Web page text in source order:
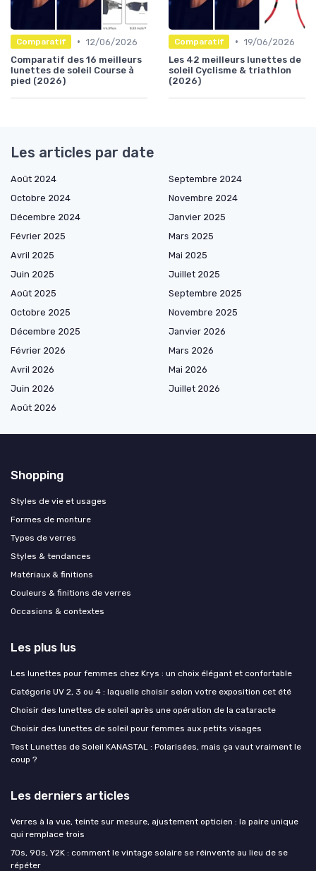
Comparatif • 12/06/2026
Comparatif des 16 meilleurs
lunettes de soleil Course à
pied (2026)
Comparatif • 19/06/2026
Les 42 meilleurs lunettes de
soleil Cyclisme & triathlon
(2026)
Les articles par date
Août 2024
Septembre 2024
Octobre 2024
Novembre 2024
Décembre 2024
Janvier 2025
Février 2025
Mars 2025
Avril 2025
Mai 2025
Juin 2025
Juillet 2025
Août 2025
Septembre 2025
Octobre 2025
Novembre 2025
Décembre 2025
Janvier 2026
Février 2026
Mars 2026
Avril 2026
Mai 2026
Juin 2026
Juillet 2026
Août 2026
Shopping
Styles de vie et usages
Formes de monture
Types de verres
Styles & tendances
Matériaux & finitions
Couleurs & finitions de verres
Occasions & contextes
Les plus lus
Les lunettes pour femmes chez Krys : un choix élégant et confortable
Catégorie UV 2, 3 ou 4 : laquelle choisir selon votre exposition cet été
Choisir des lunettes de soleil après une opération de la cataracte
Choisir des lunettes de soleil pour femmes aux petits visages
Test Lunettes de Soleil KANASTAL : Polarisées, mais ça vaut vraiment le
coup ?
Les derniers articles
Verres à la vue, teinte sur mesure, ajustement opticien : la paire unique
qui remplace trois
70s, 90s, Y2K : comment le vintage solaire se réinvente au lieu de se
répéter